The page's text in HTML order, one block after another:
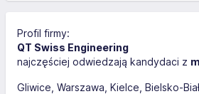
Profil firmy:
QT Swiss Engineering
najczęściej odwiedzają kandydaci z
Gliwice Warszawa Kielce Bielsko-